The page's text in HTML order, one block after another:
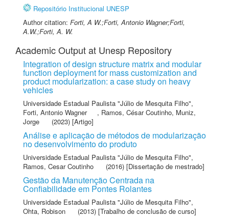
Repositório Institucional UNESP
Author citation: Forti, A W.;Forti, Antonio Wagner;Forti,
A.W.;Forti, A. W.
Academic Output at Unesp Repository
Integration of design structure matrix and modular
function deployment for mass customization and
product modularization: a case study on heavy
vehicles
Universidade Estadual Paulista "Júlio de Mesquita Filho",
Forti, Antonio Wagner
, Ramos, César Coutinho, Muniz,
Jorge
(2023) [Artigo]
Análise e aplicação de métodos de modularização
no desenvolvimento do produto
Universidade Estadual Paulista "Júlio de Mesquita Filho",
Ramos, Cesar Coutinho
(2016) [Dissertação de mestrado]
Gestão da Manutenção Centrada na
Confiabilidade em Pontes Rolantes
Universidade Estadual Paulista "Júlio de Mesquita Filho",
Ohta, Robison
(2013) [Trabalho de conclusão de curso]